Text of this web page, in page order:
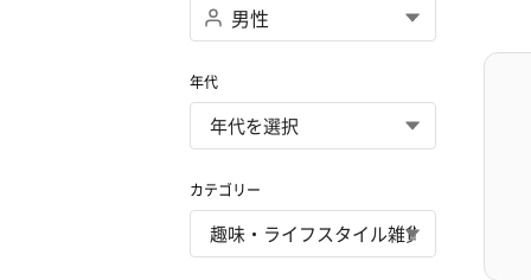
年代
カテゴリー